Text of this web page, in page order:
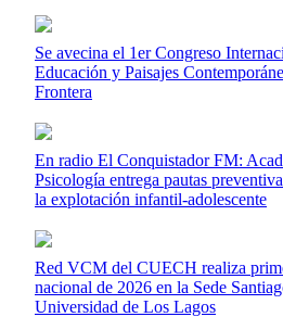
Se avecina el 1er Congreso
Educación y Paisajes
Frontera
En radio El Conquistador FM:
Psicología entrega pautas
la explotación infantil-adolescente
Red VCM del CUECH realiza
nacional de 2026 en la Sede
Universidad de Los Lagos